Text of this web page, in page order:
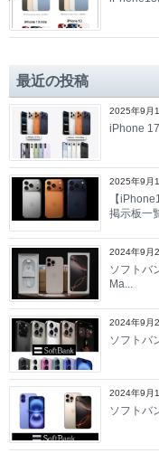
最近の投稿
2025年9月
iPhone
2025年9月
【
掲示板一
2024年9月
ソフトバ
Ma...
2024年9月
ソフトバ
2024年9月
ソフトバ